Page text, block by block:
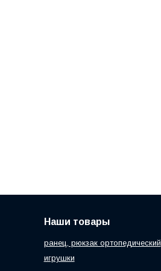
Наши товары
ранец, рюкзак ортопедический
игрушки